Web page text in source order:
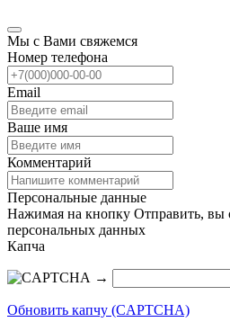
Мы с Вами свяжемся
Номер телефона
Email
Ваше имя
Комментарий
Персональные данные
Нажимая на кнопку Отправить, вы
персональных данных
Капча
→
Обновить капчу (CAPTCHA)